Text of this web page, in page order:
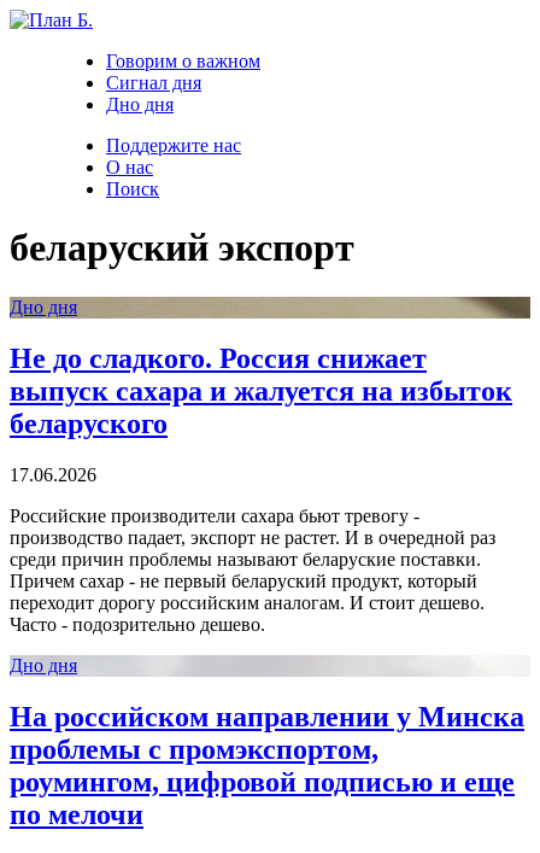
Говорим о важном
Сигнал дня
Дно дня
Поддержите нас
О нас
Поиск
беларуский экспорт
Дно дня
Не до сладкого. Россия снижает
выпуск сахара и жалуется на избыток
беларуского
17.06.2026
Российские производители сахара бьют тревогу -
производство падает, экспорт не растет. И в очередной раз
среди причин проблемы называют беларуские поставки.
Причем сахар - не первый беларуский продукт, который
переходит дорогу российским аналогам. И стоит дешево.
Часто - подозрительно дешево.
Дно дня
На российском направлении у Минска
проблемы с промэкспортом,
роумингом, цифровой подписью и еще
по мелочи